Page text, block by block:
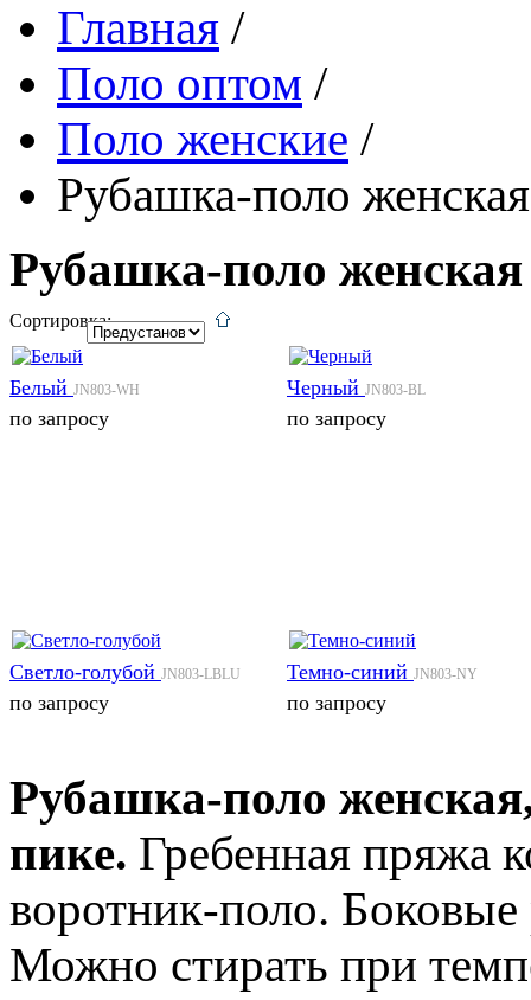
Главная /
Поло оптом /
Поло женские /
Рубашка-поло
Рубашка-поло
Сортировка:
Белый JN803-WH
по запросу
Черный JN803-BL
по запросу
Светло-голубой JN803-LBLU
по запросу
Темно-синий JN803-NY
по запросу
Рубашка-поло
пике. Гребенная пряжа
воротник-поло. Боковые
Можно стирать при